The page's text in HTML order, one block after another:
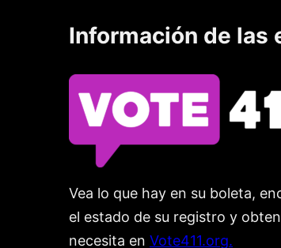
Información de las
Vea lo que hay en su boleta,
el estado de su registro y
necesita en Vote411.org.